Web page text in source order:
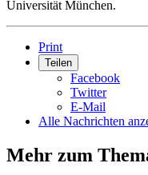
Universität München.
Print
Teilen
Facebook
Twitter
E-Mail
Alle Nachrichten
Mehr zum